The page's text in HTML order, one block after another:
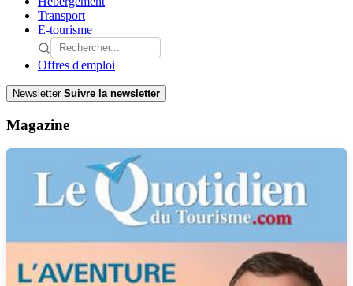
Transport
E-tourisme
Offres d'emploi
Newsletter Suivre la newsletter
Magazine